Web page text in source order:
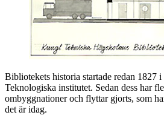
Bibliotekets historia startade redan 1827
Teknologiska institutet. Sedan dess har
ombyggnationer och flyttar gjorts, som
det är idag.